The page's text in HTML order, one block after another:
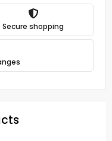
Secure shopping